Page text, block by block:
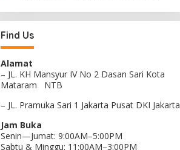
Find Us
Alamat
– JL. KH Mansyur IV No 2 Dasan Sari Kota
Mataram NTB
– JL. Pramuka Sari 1 Jakarta Pusat DKI Jakarta
Jam Buka
Senin—Jumat: 9:00AM–5:00PM
Sabtu & Minggu: 11:00AM–3:00PM